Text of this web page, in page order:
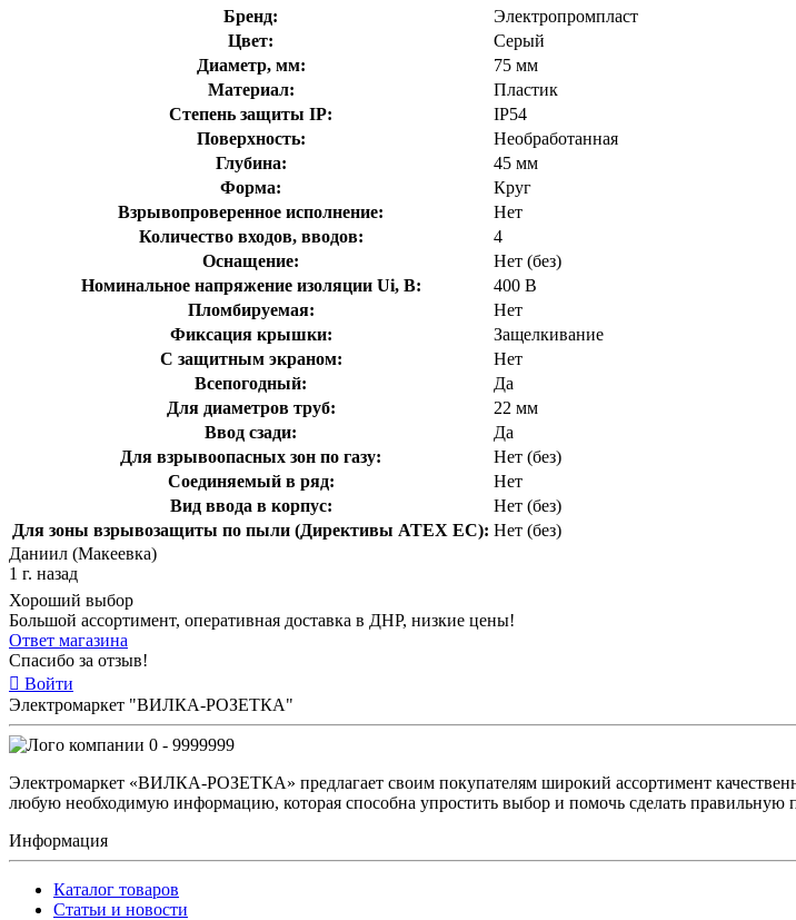
Бренд:
Электропромпласт
Цвет:
Серый
Диаметр, мм:
75 мм
Материал:
Пластик
Степень защиты IP:
IP54
Поверхность:
Необработанная
Глубина:
45 мм
Форма:
Круг
Взрывопроверенное исполнение:
Нет
Количество входов, вводов:
4
Оснащение:
Нет (без)
Номинальное напряжение изоляции Ui, В:
400 В
Пломбируемая:
Нет
Фиксация крышки:
Защелкивание
С защитным экраном:
Нет
Всепогодный:
Да
Для диаметров труб:
22 мм
Ввод сзади:
Да
Для взрывоопасных зон по газу:
Нет (без)
Соединяемый в ряд:
Нет
Вид ввода в корпус:
Нет (без)
Для зоны взрывозащиты по пыли (Директивы ATEX ЕС): Нет (без)
Даниил (Макеевка)
1 г. назад
Хороший выбор
Большой ассортимент, оперативная доставка в ДНР, низкие цены!
Ответ магазина
Спасибо за отзыв!
Войти
Электромаркет "ВИЛКА-РОЗЕТКА"
0 - 9999999
Электромаркет «ВИЛКА-РОЗЕТКА» предлагает своим покупателям широкий ассортимент
любую необходимую информацию, которая способна упростить выбор и помочь сделать правильную
Информация
Каталог товаров
Статьи и новости